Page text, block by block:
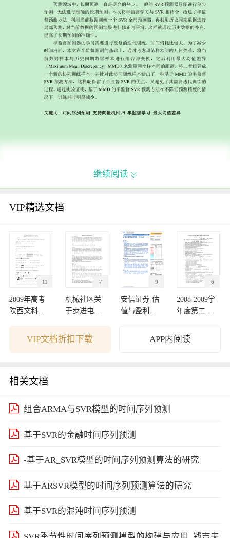
继续阅读 
VIP精选文档
11
2009年高考
陕西文科数
7
机械社区关
于步进电机
9
安信证券-估
值与盈利监
6
2008-2009学
年度第二学
试卷
VIP文档折扣下载 APP内阅读
相关文档
组合ARMA与SVR模型的时间序列预测
基于SVR的金融时间序列预测
-基于AR_SVR模型的时间序列预测算法的研究
基于ARSVR模型的时间序列预测算法的研究
基于SVR的混沌时间序列预测